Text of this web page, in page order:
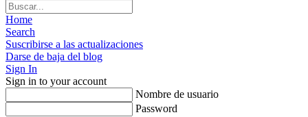
Home
Search
Suscribirse a las actualizaciones
Darse de baja del blog
Sign In
Sign in to your account
Nombre de usuario
Password